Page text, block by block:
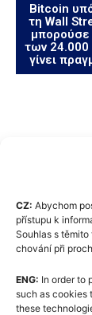
CZ: Abychom
přístupu k
Souhlas s
chování při
ENG: In order to
such as cookies
these
Bitcoin
τη Wall
μπορούσε
των 24.000
γίνει
Πολιτική